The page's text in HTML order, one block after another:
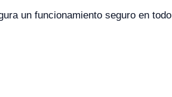
un funcionamiento seguro en todo